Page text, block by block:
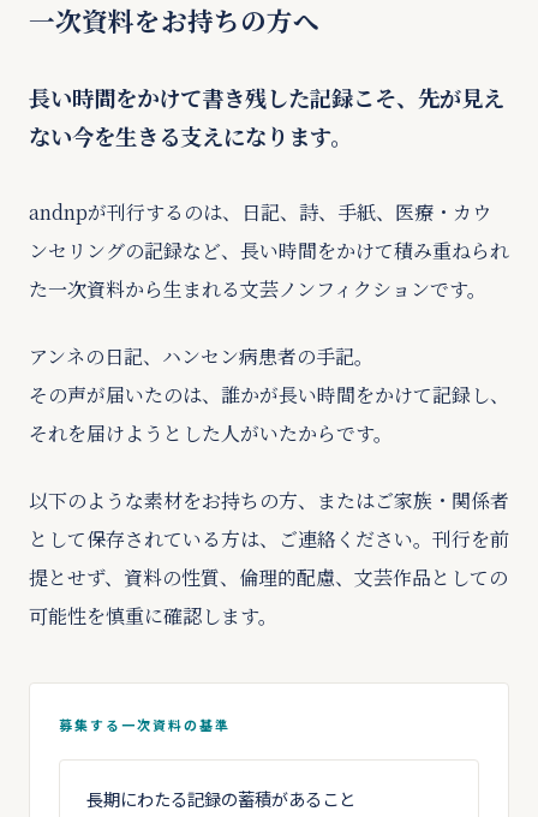
一次資料をお持ちの方へ
長い時間をかけて書き残した記録こそ、先が見え
ない今を生きる支えになります。
andnpが刊行するのは、日記、詩、手紙、医療・カウ
ンセリングの記録など、長い時間をかけて積み重ねられ
た一次資料から生まれる文芸ノンフィクションです。
アンネの日記、ハンセン病患者の手記。
その声が届いたのは、誰かが長い時間をかけて記録し、
それを届けようとした人がいたからです。
以下のような素材をお持ちの方、またはご家族・関係者
として保存されている方は、ご連絡ください。刊行を前
提とせず、資料の性質、倫理的配慮、文芸作品としての
可能性を慎重に確認します。
募集する一次資料の基準
長期にわたる記録の蓄積があること